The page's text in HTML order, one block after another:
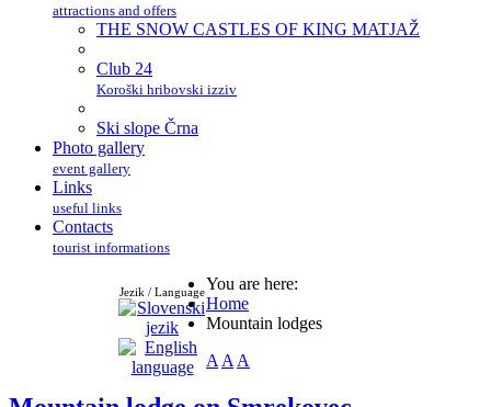
attractions and offers
THE SNOW CASTLES OF KING MATJAŽ
Club 24
Koroški hribovski izziv
Ski slope Črna
Photo gallery
event gallery
Links
useful links
Contacts
tourist informations
Jezik / LanguageYou are here:
Home
Mountain lodges
A A A